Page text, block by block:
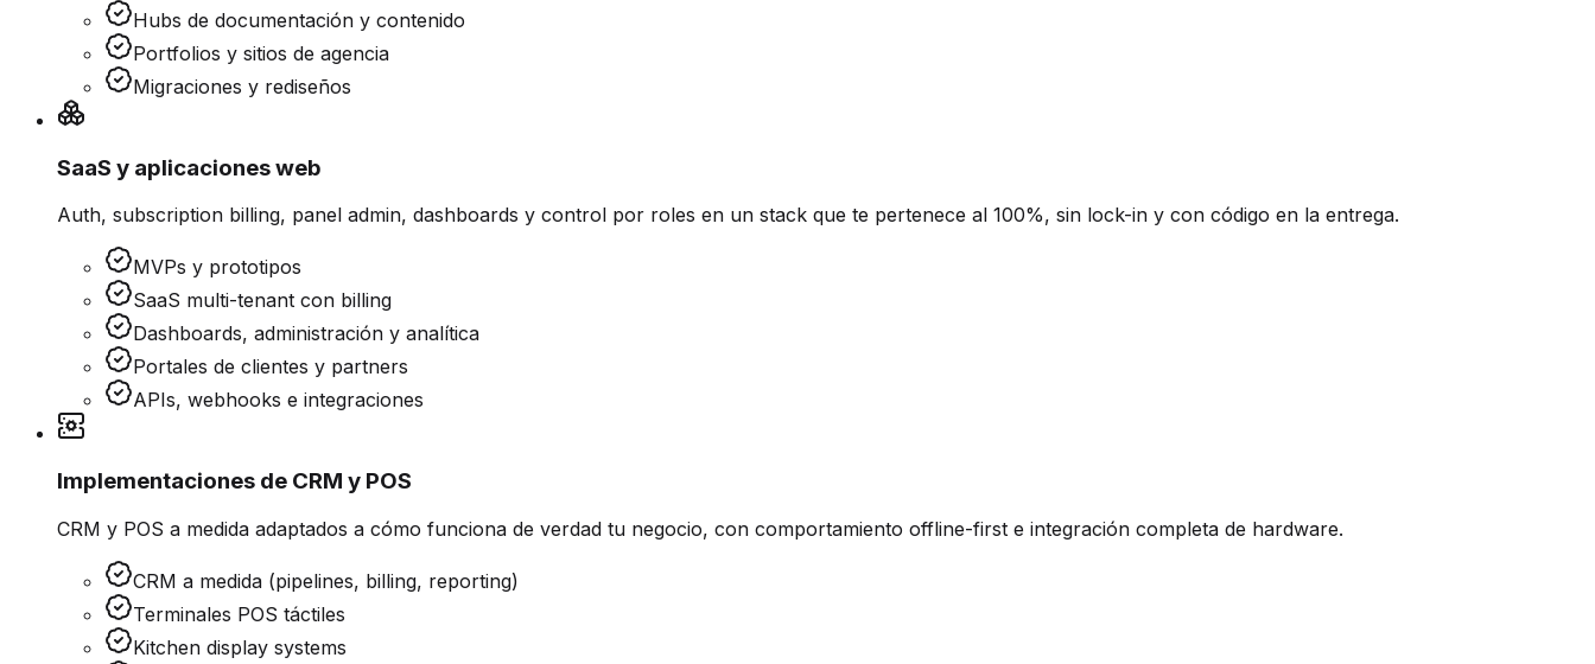
Hubs de documentación y contenido
Portfolios y sitios de agencia
Migraciones y rediseños
SaaS y aplicaciones web
Auth, subscription billing, panel admin, dashboards y control por roles en un stack que te pertenece al 100%, sin lock-in y con código en la entrega.
MVPs y prototipos
SaaS multi-tenant con billing
Dashboards, administración y analítica
Portales de clientes y partners
APIs, webhooks e integraciones
Implementaciones de CRM y POS
CRM y POS a medida adaptados a cómo funciona de verdad tu negocio, con comportamiento offline-first e integración completa de hardware.
CRM a medida (pipelines, billing, reporting)
Terminales POS táctiles
Kitchen display systems